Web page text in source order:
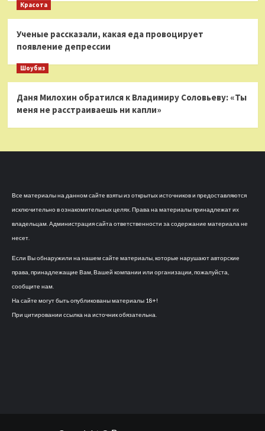
Красота
Ученые рассказали, какая еда провоцирует
появление депрессии
Шоубиз
Даня Милохин обратился к Владимиру Соловьеву: «Ты
меня не расстраиваешь ни капли»
Все материалы на данном сайте взяты из открытых источников и предоставляются
исключительно в ознакомительных целях. Права на материалы принадлежат их
владельцам. Администрация сайта ответственности за содержание материала не
несет.
Если Вы обнаружили на нашем сайте материалы, которые нарушают авторские
права, принадлежащие Вам, Вашей компании или организации, пожалуйста,
сообщите нам.
На сайте могут быть опубликованы материалы 18+!
При цитировании ссылка на источник обязательна.